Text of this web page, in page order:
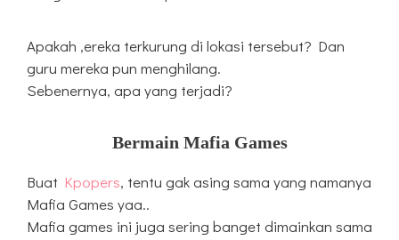
Apakah ,ereka terkurung di lokasi tersebut? Dan
guru mereka pun menghilang.
Sebenernya, apa yang terjadi?
Bermain Mafia Games
Buat Kpopers, tentu gak asing sama yang namanya
Mafia Games yaa..
Mafia games ini juga sering banget dimainkan sama